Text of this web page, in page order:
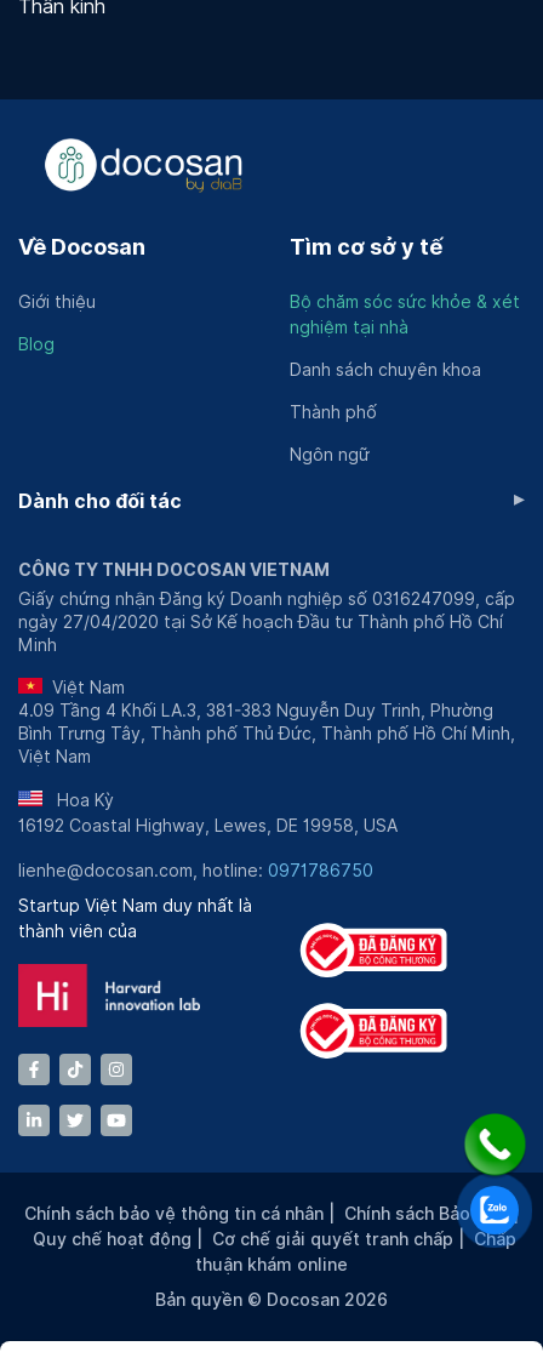
Thần kinh
Về Docosan
Giới thiệu
Blog
Tìm cơ sở y tế
Bộ chăm sóc sức khỏe & xét
nghiệm tại nhà
Danh sách chuyên khoa
Thành phố
Ngôn ngữ
Dành cho đối tác ▸
CÔNG TY TNHH DOCOSAN VIETNAM
Giấy chứng nhận Đăng ký Doanh nghiệp số 0316247099, cấp
ngày 27/04/2020 tại Sở Kế hoạch Đầu tư Thành phố Hồ Chí
Minh
Việt Nam
4.09 Tầng 4 Khối LA.3, 381-383 Nguyễn Duy Trinh, Phường
Bình Trưng Tây, Thành phố Thủ Đức, Thành phố Hồ Chí Minh,
Việt Nam
Hoa Kỳ
16192 Coastal Highway, Lewes, DE 19958, USA
lienhe@docosan.com, hotline: 0971786750
Startup Việt Nam duy nhất là
thành viên của
Chính sách bảo vệ thông tin cá nhân Chính sách Bảo mật |
Quy chế hoạt động
Cơ chế giải quyết tranh chấp |Chấp
thuận khám online
Bản quyền © Docosan 2026